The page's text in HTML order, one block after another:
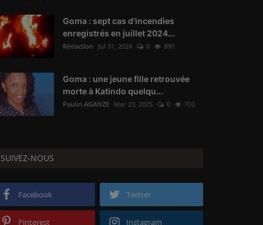
Goma : sept cas d'incendies
enregistrés en juillet 2024...
Rédaction Jul 31, 2024 0 890
Goma : une jeune fille retrouvée
morte à Katindo quelqu...
Paulin AGANZE Mar 23, 2025 0 703
SUIVEZ-NOUS
Facebook Twitter
Pinterest Instagram